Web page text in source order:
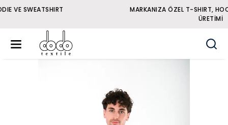
MARKANIZA ÖZEL T-SHIRT, HOODIE VE SWEATSHIRT